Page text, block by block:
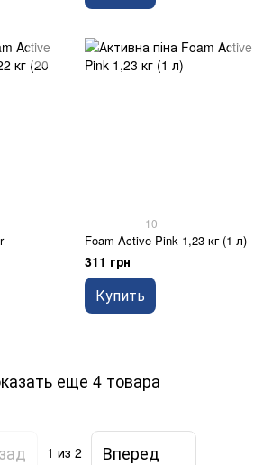
10
Foam Active Pink 1,23 кг (1 л)
311 грн
Купить
еще 4 товара
1 из 2 Вперед